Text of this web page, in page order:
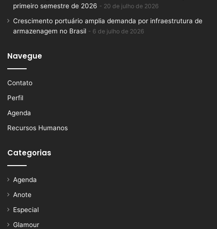
primeiro semestre de 2026
20 de julho de 2026
Crescimento portuário amplia demanda por infraestrutura de
armazenagem no Brasil
6 de julho de 2026
Navegue
Contato
Perfil
Agenda
Recursos Humanos
Categorias
Agenda
Anote
Especial
Glamour